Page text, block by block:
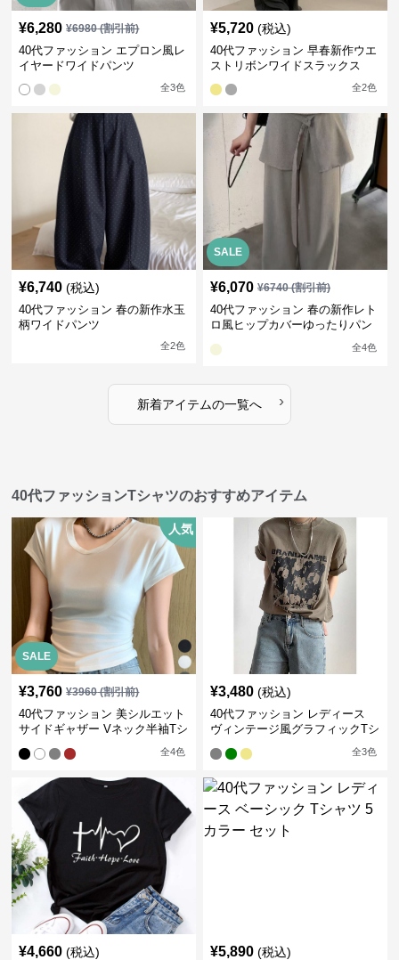
¥6,280 ¥6980(割引前)
40代ファッション エプロン風レ
イヤードワイドパンツ
全3色
¥5,720 (税込)
40代ファッション 早春新作ウエ
ストリボンワイドスラックス
全2色
¥6,740 (税込)
40代ファッション 春の新作水玉
柄ワイドパンツ
全2色
SALE
¥6,070 ¥6740(割引前)
40代ファッション 春の新作レト
ロ風ヒップカバーゆったりパン
全4色
新着アイテムの一覧へ ›
40代ファッションTシャツのおすすめアイテム
SALE
人気
¥3,760 ¥3960(割引前)
40代ファッション 美シルエット
サイドギャザー Vネック半袖Tシ
全4色
¥3,480 (税込)
40代ファッション レディース
ヴィンテージ風グラフィックTシ
全3色
¥4,660 (税込) ¥5,890 (税込)